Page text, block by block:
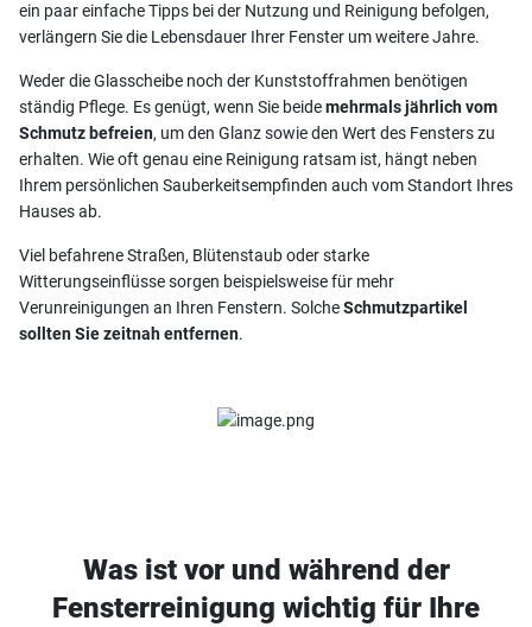
ein paar einfache Tipps bei der Nutzung und Reinigung befolgen,
verlängern Sie die Lebensdauer Ihrer Fenster um weitere Jahre.
Weder die Glasscheibe noch der Kunststoffrahmen benötigen
ständig Pflege. Es genügt, wenn Sie beidemehrmals jährlich vom
Schmutz befreien, um den Glanz sowie den Wert des Fensters zu
erhalten. Wie oft genau eine Reinigung ratsam ist, hängt neben
Ihrem persönlichen Sauberkeitsempfinden auch vom Standort Ihres
Hauses ab.
Viel befahrene Straßen, Blütenstaub oder starke
Witterungseinflüsse sorgen beispielsweise für mehr
Verunreinigungen an Ihren Fenstern. SolcheSchmutzpartikel
sollten Sie zeitnah entfernen.
Was ist vor und während der
Fensterreinigung wichtig für Ihre